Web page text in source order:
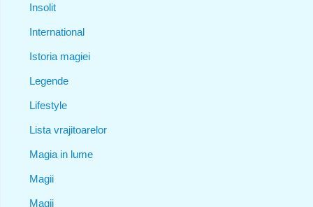
Insolit
International
Istoria magiei
Legende
Lifestyle
Lista vrajitoarelor
Magia in lume
Magii
Magii